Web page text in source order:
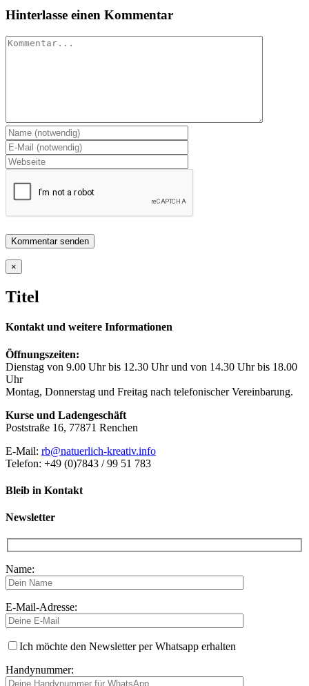
Hinterlasse einen Kommentar
Kommentar
Close
product
view
×
Titel
Kontakt und weitere Informationen
Öffnungszeiten:
Dienstag von 9.00 Uhr bis 12.30 Uhr und von 14.30 Uhr bis 18.00
Uhr
Montag, Donnerstag und Freitag nach telefonischer Vereinbarung.
Kurse und Ladengeschäft
Poststraße 16, 77871 Renchen
E-Mail: rb@natuerlich-kreativ.info
Telefon: +49 (0)7843 / 99 51 783
Bleib in Kontakt
Newsletter
Name:
E-Mail-Adresse:
Ich möchte den Newsletter per Whatsapp erhalten
Handynummer: